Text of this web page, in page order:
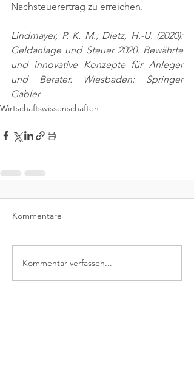
Nachsteuerertrag zu erreichen.
Lindmayer, P. K. M.; Dietz, H.-U. (2020):
Geldanlage und Steuer 2020. Bewährte
und innovative Konzepte für Anleger
und Berater. Wiesbaden: Springer
Gabler
Wirtschaftswissenschaften
Kommentare
Kommentar verfassen...